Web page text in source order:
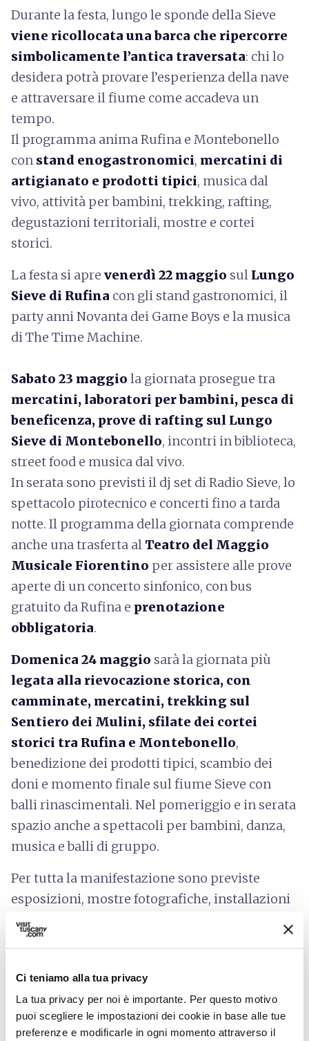
Ci teniamo alla tua privacy
La tua privacy per noi è importante. Per questo motivo
puoi scegliere le impostazioni dei cookie in base alle tue
preferenze e modificarle in ogni momento attraverso il
Durante la festa, lungo le sponde della Sieve
viene ricollocata una barca che ripercorre
simbolicamente l’antica traversata: chi lo
desidera potrà provare l’esperienza della nave
e attraversare il fiume come accadeva un
tempo.
Il programma anima Rufina e Montebonello
con stand enogastronomici, mercatini di
artigianato e prodotti tipici, musica dal
vivo, attività per bambini, trekking, rafting,
degustazioni territoriali, mostre e cortei
storici.
La festa si apre venerdì 22 maggio sul Lungo
Sieve di Rufina con gli stand gastronomici, il
party anni Novanta dei Game Boys e la musica
di The Time Machine.
Sabato 23 maggio la giornata prosegue tra
mercatini, laboratori per bambini, pesca di
beneficenza, prove di rafting sul Lungo
Sieve di Montebonello, incontri in biblioteca,
street food e musica dal vivo.
In serata sono previsti il dj set di Radio Sieve, lo
spettacolo pirotecnico e concerti fino a tarda
notte. Il programma della giornata comprende
anche una trasferta al Teatro del Maggio
Musicale Fiorentino per assistere alle prove
aperte di un concerto sinfonico, con bus
gratuito da Rufina e prenotazione
obbligatoria.
Domenica 24 maggio sarà la giornata più
legata alla rievocazione storica, con
camminate, mercatini, trekking sul
Sentiero dei Mulini, sfilate dei cortei
storici tra Rufina e Montebonello,
benedizione dei prodotti tipici, scambio dei
doni e momento finale sul fiume Sieve con
balli rinascimentali. Nel pomeriggio e in serata
spazio anche a spettacoli per bambini, danza,
musica e balli di gruppo.
Per tutta la manifestazione sono previste
esposizioni, mostre fotografiche, installazioni
artistiche, attività lungo il ponte e degustazioni
territoriali dedicate al Chianti Rufina.
Lunedì 25 maggio, alla Biblioteca Comunale
di Rufina, è inoltre in programma l’anteprima
diOra Blucon la presentazione diFlotilla. In